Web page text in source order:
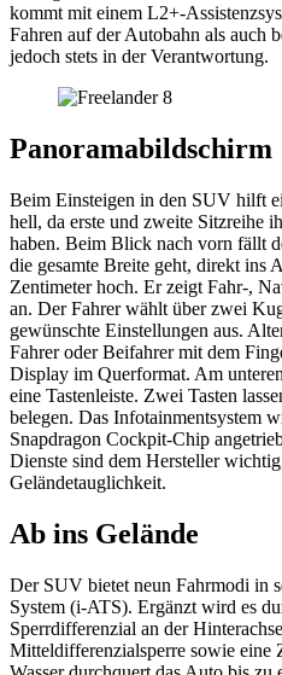
kommt mit einem L2+-
Fahren auf der Autobahn als auch
jedoch stets in der Verantwortung.
Panoramabildschirm
Beim Einsteigen in den SUV hilft
hell, da erste und zweite Sitzreihe
haben. Beim Blick nach vorn fällt
die gesamte Breite geht, direkt ins
Zentimeter hoch. Er zeigt Fahr-,
an. Der Fahrer wählt über zwei
gewünschte Einstellungen aus.
Fahrer oder Beifahrer mit dem
Display im Querformat. Am
eine Tastenleiste. Zwei Tasten
belegen. Das Infotainmentsystem
Snapdragon Cockpit-Chip
Dienste sind dem Hersteller
Geländetauglichkeit.
Ab ins Gelände
Der SUV bietet neun Fahrmodi in
System (i-ATS). Ergänzt wird es
Sperrdifferenzial an der
Mitteldifferenzialsperre sowie eine